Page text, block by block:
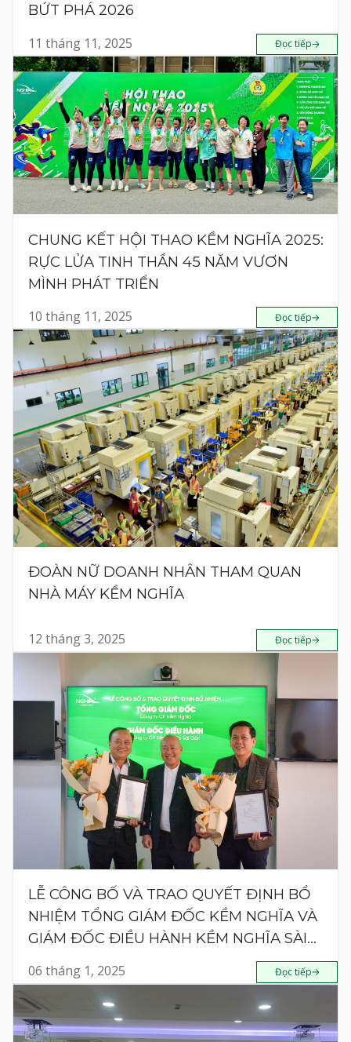
BỨT PHÁ 2026
11 tháng 11, 2025 Đọc tiếp
CHUNG KẾT HỘI THAO KỀM NGHĨA 2025:
RỰC LỬA TINH THẦN 45 NĂM VƯƠN
MÌNH PHÁT TRIỂN
10 tháng 11, 2025 Đọc tiếp
ĐOÀN NỮ DOANH NHÂN THAM QUAN
NHÀ MÁY KỀM NGHĨA
12 tháng 3, 2025 Đọc tiếp
LỄ CÔNG BỐ VÀ TRAO QUYẾT ĐỊNH BỔ
NHIỆM TỔNG GIÁM ĐỐC KỀM NGHĨA VÀ
GIÁM ĐỐC ĐIỀU HÀNH KỀM NGHĨA SÀI
06 tháng 1, 2025 Đọc tiếp